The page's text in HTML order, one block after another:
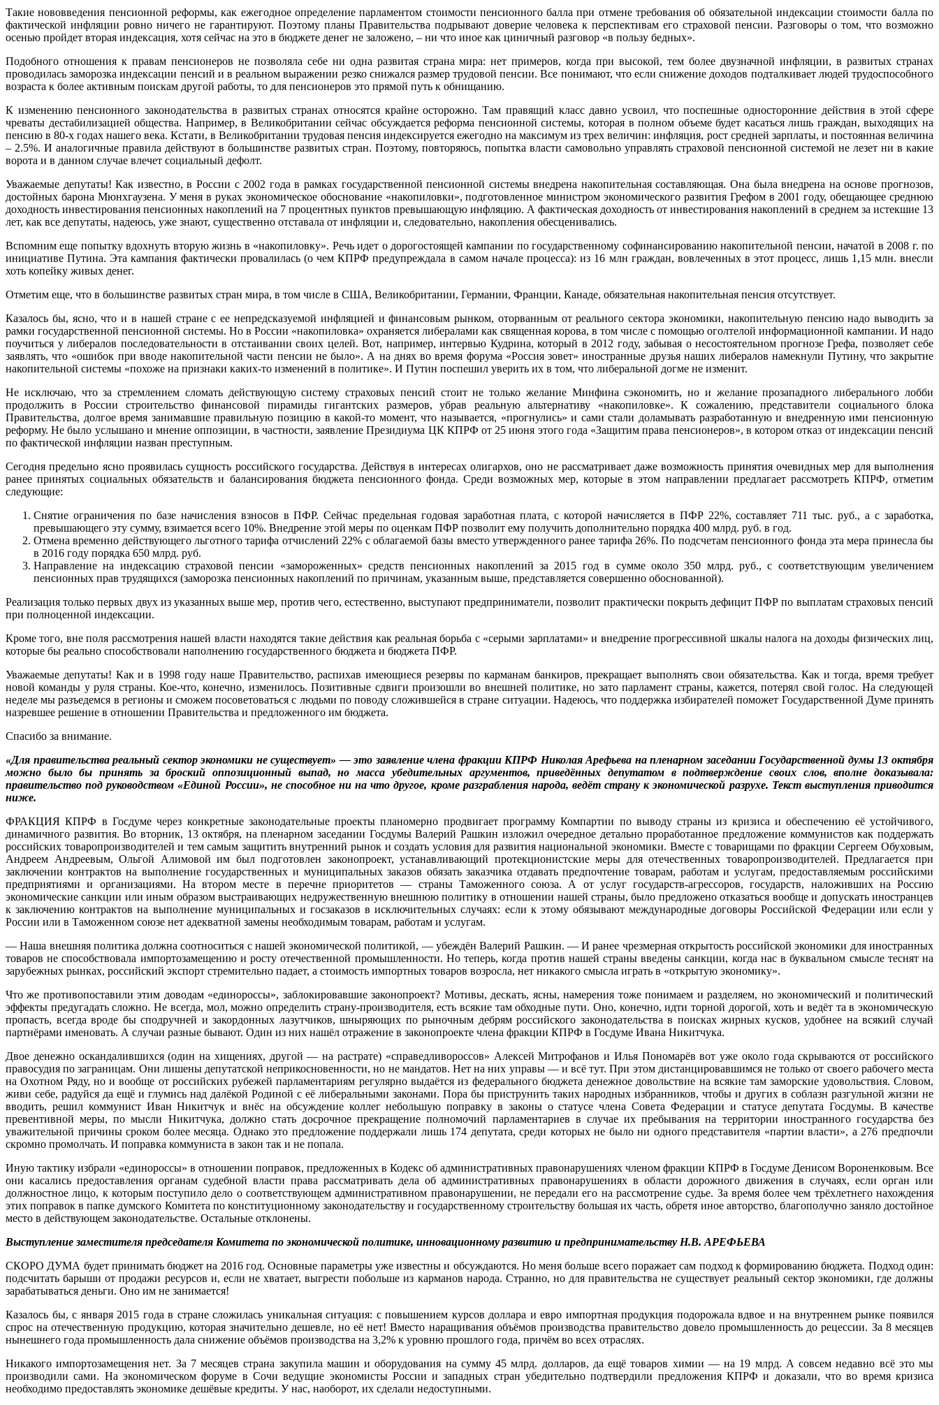
Такие нововведения пенсионной реформы, как ежегодное определение парламентом стоимости пенсионного балла при отмене требования об обязательной индексации стоимости балла по
фактической инфляции ровно ничего не гарантируют. Поэтому планы Правительства подрывают доверие человека к перспективам его страховой пенсии. Разговоры о том, что возможно
осенью пройдет вторая индексация, хотя сейчас на это в бюджете денег не заложено, – ни что иное как циничный разговор «в пользу бедных».
Подобного отношения к правам пенсионеров не позволяла себе ни одна развитая страна мира: нет примеров, когда при высокой, тем более двузначной инфляции, в развитых странах
проводилась заморозка индексации пенсий и в реальном выражении резко снижался размер трудовой пенсии. Все понимают, что если снижение доходов подталкивает людей трудоспособного
возраста к более активным поискам другой работы, то для пенсионеров это прямой путь к обнищанию.
К изменению пенсионного законодательства в развитых странах относятся крайне осторожно. Там правящий класс давно усвоил, что поспешные односторонние действия в этой сфере
чреваты дестабилизацией общества. Например, в Великобритании сейчас обсуждается реформа пенсионной системы, которая в полном объеме будет касаться лишь граждан, выходящих на
пенсию в 80-х годах нашего века. Кстати, в Великобритании трудовая пенсия индексируется ежегодно на максимум из трех величин: инфляция, рост средней зарплаты, и постоянная величина
– 2.5%. И аналогичные правила действуют в большинстве развитых стран. Поэтому, повторяюсь, попытка власти самовольно управлять страховой пенсионной системой не лезет ни в какие
ворота и в данном случае влечет социальный дефолт.
Уважаемые депутаты! Как известно, в России с 2002 года в рамках государственной пенсионной системы внедрена накопительная составляющая. Она была внедрена на основе прогнозов,
достойных барона Мюнхгаузена. У меня в руках экономическое обоснование «накопиловки», подготовленное министром экономического развития Грефом в 2001 году, обещающее среднюю
доходность инвестирования пенсионных накоплений на 7 процентных пунктов превышающую инфляцию. А фактическая доходность от инвестирования накоплений в среднем за истекшие 13
лет, как все депутаты, надеюсь, уже знают, существенно отставала от инфляции и, следовательно, накопления обесценивались.
Вспомним еще попытку вдохнуть вторую жизнь в «накопиловку». Речь идет о дорогостоящей кампании по государственному софинансированию накопительной пенсии, начатой в 2008 г. по
инициативе Путина. Эта кампания фактически провалилась (о чем КПРФ предупреждала в самом начале процесса): из 16 млн граждан, вовлеченных в этот процесс, лишь 1,15 млн. внесли
хоть копейку живых денег.
Отметим еще, что в большинстве развитых стран мира, в том числе в США, Великобритании, Германии, Франции, Канаде, обязательная накопительная пенсия отсутствует.
Казалось бы, ясно, что и в нашей стране с ее непредсказуемой инфляцией и финансовым рынком, оторванным от реального сектора экономики, накопительную пенсию надо выводить за
рамки государственной пенсионной системы. Но в России «накопиловка» охраняется либералами как священная корова, в том числе с помощью оголтелой информационной кампании. И надо
поучиться у либералов последовательности в отстаивании своих целей. Вот, например, интервью Кудрина, который в 2012 году, забывая о несостоятельном прогнозе Грефа, позволяет себе
заявлять, что «ошибок при вводе накопительной части пенсии не было». А на днях во время форума «Россия зовет» иностранные друзья наших либералов намекнули Путину, что закрытие
накопительной системы «похоже на признаки каких-то изменений в политике». И Путин поспешил уверить их в том, что либеральной догме не изменит.
Не исключаю, что за стремлением сломать действующую систему страховых пенсий стоит не только желание Минфина сэкономить, но и желание прозападного либерального лобби
продолжить в России строительство финансовой пирамиды гигантских размеров, убрав реальную альтернативу «накопиловке». К сожалению, представители социального блока
Правительства, долгое время занимавшие правильную позицию в какой-то момент, что называется, «прогнулись» и сами стали доламывать разработанную и внедренную ими пенсионную
реформу. Не было услышано и мнение оппозиции, в частности, заявление Президиума ЦК КПРФ от 25 июня этого года «Защитим права пенсионеров», в котором отказ от индексации пенсий
по фактической инфляции назван преступным.
Сегодня предельно ясно проявилась сущность российского государства. Действуя в интересах олигархов, оно не рассматривает даже возможность принятия очевидных мер для выполнения
ранее принятых социальных обязательств и балансирования бюджета пенсионного фонда. Среди возможных мер, которые в этом направлении предлагает рассмотреть КПРФ, отметим
следующие:
Снятие ограничения по базе начисления взносов в ПФР. Сейчас предельная годовая заработная плата, с которой начисляется в ПФР 22%, составляет 711 тыс. руб., а с заработка,
превышающего эту сумму, взимается всего 10%. Внедрение этой меры по оценкам ПФР позволит ему получить дополнительно порядка 400 млрд. руб. в год.
Отмена временно действующего льготного тарифа отчислений 22% с облагаемой базы вместо утвержденного ранее тарифа 26%. По подсчетам пенсионного фонда эта мера принесла бы
в 2016 году порядка 650 млрд. руб.
Направление на индексацию страховой пенсии «замороженных» средств пенсионных накоплений за 2015 год в сумме около 350 млрд. руб., с соответствующим увеличением
пенсионных прав трудящихся (заморозка пенсионных накоплений по причинам, указанным выше, представляется совершенно обоснованной).
Реализация только первых двух из указанных выше мер, против чего, естественно, выступают предприниматели, позволит практически покрыть дефицит ПФР по выплатам страховых пенсий
при полноценной индексации.
Кроме того, вне поля рассмотрения нашей власти находятся такие действия как реальная борьба с «серыми зарплатами» и внедрение прогрессивной шкалы налога на доходы физических лиц,
которые бы реально способствовали наполнению государственного бюджета и бюджета ПФР.
Уважаемые депутаты! Как и в 1998 году наше Правительство, распихав имеющиеся резервы по карманам банкиров, прекращает выполнять свои обязательства. Как и тогда, время требует
новой команды у руля страны. Кое-что, конечно, изменилось. Позитивные сдвиги произошли во внешней политике, но зато парламент страны, кажется, потерял свой голос. На следующей
неделе мы разъедемся в регионы и сможем посоветоваться с людьми по поводу сложившейся в стране ситуации. Надеюсь, что поддержка избирателей поможет Государственной Думе принять
назревшее решение в отношении Правительства и предложенного им бюджета.
Спасибо за внимание.
«Для правительства реальный сектор экономики не существует» — это заявление члена фракции КПРФ Николая Арефьева на пленарном заседании Государственной думы 13 октября
можно было бы принять за броский оппозиционный выпад, но масса убедительных аргументов, приведённых депутатом в подтверждение своих слов, вполне доказывала:
правительство под руководством «Единой России», не способное ни на что другое, кроме разграбления народа, ведёт страну к экономической разрухе. Текст выступления приводится
ниже.
ФРАКЦИЯ КПРФ в Госдуме через конкретные законодательные проекты планомерно продвигает программу Компартии по выводу страны из кризиса и обеспечению её устойчивого,
динамичного развития. Во вторник, 13 октября, на пленарном заседании Госдумы Валерий Рашкин изложил очередное детально проработанное предложение коммунистов как поддержать
российских товаропроизводителей и тем самым защитить внутренний рынок и создать условия для развития национальной экономики. Вместе с товарищами по фракции Сергеем Обуховым,
Андреем Андреевым, Ольгой Алимовой им был подготовлен законопроект, устанавливающий протекционистские меры для отечественных товаропроизводителей. Предлагается при
заключении контрактов на выполнение государственных и муниципальных заказов обязать заказчика отдавать предпочтение товарам, работам и услугам, предоставляемым российскими
предприятиями и организациями. На втором месте в перечне приоритетов — страны Таможенного союза. А от услуг государств-агрессоров, государств, наложивших на Россию
экономические санкции или иным образом выстраивающих недружественную внешнюю политику в отношении нашей страны, было предложено отказаться вообще и допускать иностранцев
к заключению контрактов на выполнение муниципальных и госзаказов в исключительных случаях: если к этому обязывают международные договоры Российской Федерации или если у
России или в Таможенном союзе нет адекватной замены необходимым товарам, работам и услугам.
— Наша внешняя политика должна соотноситься с нашей экономической политикой, — убеждён Валерий Рашкин. — И ранее чрезмерная открытость российской экономики для иностранных
товаров не способствовала импортозамещению и росту отечественной промышленности. Но теперь, когда против нашей страны введены санкции, когда нас в буквальном смысле теснят на
зарубежных рынках, российский экспорт стремительно падает, а стоимость импортных товаров возросла, нет никакого смысла играть в «открытую экономику».
Что же противопоставили этим доводам «единороссы», заблокировавшие законопроект? Мотивы, дескать, ясны, намерения тоже понимаем и разделяем, но экономический и политический
эффекты предугадать сложно. Не всегда, мол, можно определить страну-производителя, есть всякие там обходные пути. Оно, конечно, идти торной дорогой, хоть и ведёт та в экономическую
пропасть, всегда вроде бы сподручней и закордонных лазутчиков, шныряющих по рыночным дебрям российского законодательства в поисках жирных кусков, удобнее на всякий случай
партнёрами именовать. А случаи разные бывают. Один из них нашёл отражение в законопроекте члена фракции КПРФ в Госдуме Ивана Никитчука.
Двое денежно оскандалившихся (один на хищениях, другой — на растрате) «справедливороссов» Алексей Митрофанов и Илья Пономарёв вот уже около года скрываются от российского
правосудия по заграницам. Они лишены депутатской неприкосновенности, но не мандатов. Нет на них управы — и всё тут. При этом дистанцировавшимся не только от своего рабочего места
на Охотном Ряду, но и вообще от российских рубежей парламентариям регулярно выдаётся из федерального бюджета денежное довольствие на всякие там заморские удовольствия. Словом,
живи себе, радуйся да ещё и глумись над далёкой Родиной с её либеральными законами. Пора бы приструнить таких народных избранников, чтобы и других в соблазн разгульной жизни не
вводить, решил коммунист Иван Никитчук и внёс на обсуждение коллег небольшую поправку в законы о статусе члена Совета Федерации и статусе депутата Госдумы. В качестве
превентивной меры, по мысли Никитчука, должно стать досрочное прекращение полномочий парламентариев в случае их пребывания на территории иностранного государства без
уважительной причины сроком более месяца. Однако это предложение поддержали лишь 174 депутата, среди которых не было ни одного представителя «партии власти», а 276 предпочли
скромно промолчать. И поправка коммуниста в закон так и не попала.
Иную тактику избрали «единороссы» в отношении поправок, предложенных в Кодекс об административных правонарушениях членом фракции КПРФ в Госдуме Денисом Вороненковым. Все
они касались предоставления органам судебной власти права рассматривать дела об административных правонарушениях в области дорожного движения в случаях, если орган или
должностное лицо, к которым поступило дело о соответствующем административном правонарушении, не передали его на рассмотрение судье. За время более чем трёхлетнего нахождения
этих поправок в папке думского Комитета по конституционному законодательству и государственному строительству большая их часть, обретя иное авторство, благополучно заняло достойное
место в действующем законодательстве. Остальные отклонены.
Выступление заместителя председателя Комитета по экономической политике, инновационному развитию и предпринимательству Н.В. АРЕФЬЕВА
СКОРО ДУМА будет принимать бюджет на 2016 год. Основные параметры уже известны и обсуждаются. Но меня больше всего поражает сам подход к формированию бюджета. Подход один:
подсчитать барыши от продажи ресурсов и, если не хватает, выгрести побольше из карманов народа. Странно, но для правительства не существует реальный сектор экономики, где должны
зарабатываться деньги. Оно им не занимается!
Казалось бы, с января 2015 года в стране сложилась уникальная ситуация: с повышением курсов доллара и евро импортная продукция подорожала вдвое и на внутреннем рынке появился
спрос на отечественную продукцию, которая значительно дешевле, но её нет! Вместо наращивания объёмов производства правительство довело промышленность до рецессии. За 8 месяцев
нынешнего года промышленность дала снижение объёмов производства на 3,2% к уровню прошлого года, причём во всех отраслях.
Никакого импортозамещения нет. За 7 месяцев страна закупила машин и оборудования на сумму 45 млрд. долларов, да ещё товаров химии — на 19 млрд. А совсем недавно всё это мы
производили сами. На экономическом форуме в Сочи ведущие экономисты России и западных стран убедительно подтвердили предложения КПРФ и доказали, что во время кризиса
необходимо предоставлять экономике дешёвые кредиты. У нас, наоборот, их сделали недоступными.